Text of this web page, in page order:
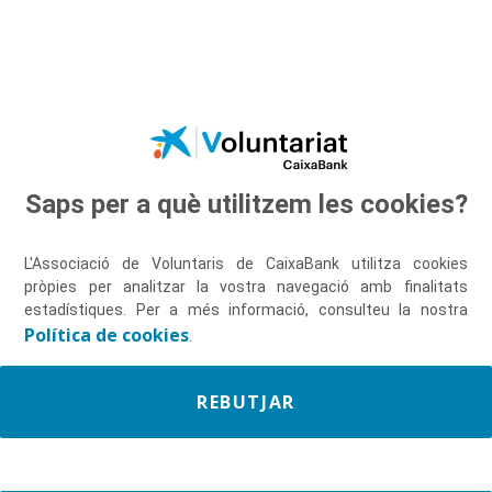
Descobreix-nos
Saps per a què utilitzem les cookies?
L'Associació de Voluntaris de CaixaBank utilitza cookies
pròpies per analitzar la vostra navegació amb finalitats
estadístiques. Per a més informació, consulteu la nostra
Política de cookies
REBUTJAR